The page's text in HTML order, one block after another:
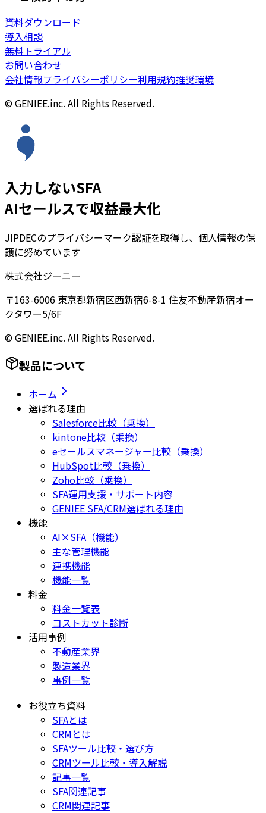
資料ダウンロード
導入相談
無料トライアル
お問い合わせ
会社情報プライバシーポリシー利用規約推奨環境
© GENIEE.inc. All Rights Reserved.
入力しないSFA
AIセールスで収益最大化
JIPDECのプライバシーマーク認証を取得し、個人情報の保
護に努めています
株式会社ジーニー
〒163-6006 東京都新宿区西新宿6-8-1 住友不動産新宿オー
クタワー5/6F
© GENIEE.inc. All Rights Reserved.
製品について
ホーム
選ばれる理由
Salesforce比較（乗換）
kintone比較（乗換）
eセールスマネージャー比較（乗換）
HubSpot比較（乗換）
Zoho比較（乗換）
SFA運用支援・サポート内容
GENIEE SFA/CRM選ばれる理由
機能
AI×SFA（機能）
主な管理機能
連携機能
機能一覧
料金
料金一覧表
コストカット診断
活用事例
不動産業界
製造業界
事例一覧
お役立ち資料
SFAとは
CRMとは
SFAツール比較・選び方
CRMツール比較・導入解説
記事一覧
SFA関連記事
CRM関連記事